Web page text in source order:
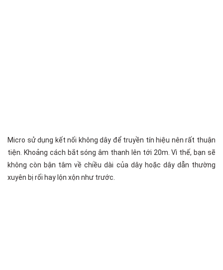
Micro sử dụng kết nối không dây để truyền tín hiệu nên rất thuận
tiện. Khoảng cách bắt sóng âm thanh lên tới 20m. Vì thế, bạn sẽ
không còn bận tâm về chiều dài của dây hoặc dây dẫn thường
xuyên bị rối hay lộn xộn như trước.